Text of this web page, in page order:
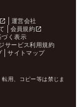
運営会社
会員規約
づく表示
サービス利用規約
サイトマップ
用、コピー等は禁じま